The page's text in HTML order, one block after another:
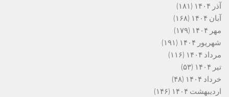
آذر ۱۴۰۴
(۱۸۱)
آبان ۱۴۰۴
(۱۶۸)
مهر ۱۴۰۴
(۱۷۹)
شهریور ۱۴۰۴
(۱۹۱)
مرداد ۱۴۰۴
(۱۱۶)
تیر ۱۴۰۴
(۵۳)
خرداد ۱۴۰۴
(۴۸)
اردیبهشت ۱۴۰۴
(۱۴۶)